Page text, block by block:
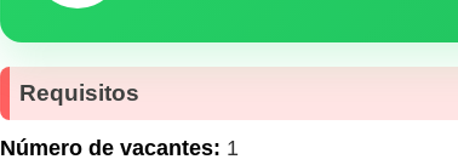
Requisitos
Número de vacantes: 1